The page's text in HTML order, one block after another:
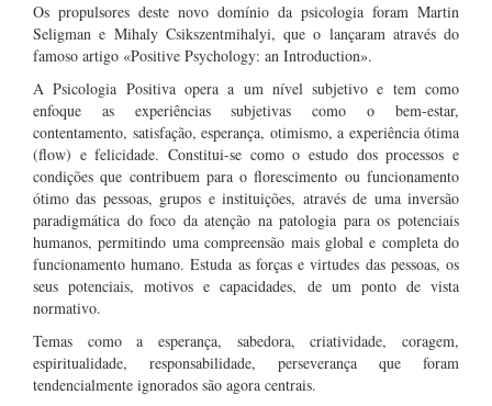
Os propulsores deste novo domínio da psicologia foram Martin
Seligman e Mihaly Csikszentmihalyi, que o lançaram através do
famoso artigo «Positive Psychology: an Introduction».
A Psicologia Positiva opera a um nível subjetivo e tem como
enfoque as experiências subjetivas como o bem-estar,
contentamento, satisfação, esperança, otimismo, a experiência ótima
(flow) e felicidade. Constitui-se como o estudo dos processos e
condições que contribuem para o florescimento ou funcionamento
ótimo das pessoas, grupos e instituições, através de uma inversão
paradigmática do foco da atenção na patologia para os potenciais
humanos, permitindo uma compreensão mais global e completa do
funcionamento humano. Estuda as forças e virtudes das pessoas, os
seus potenciais, motivos e capacidades, de um ponto de vista
normativo.
Temas como a esperança, sabedora, criatividade, coragem,
espiritualidade, responsabilidade, perseverança que foram
tendencialmente ignorados são agora centrais.